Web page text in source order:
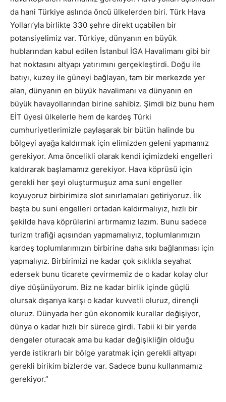
da hani Türkiye aslında öncü ülkelerden biri. Türk Hava
Yolları’yla birlikte 330 şehre direkt uçabilen bir
potansiyelimiz var. Türkiye, dünyanın en büyük
hublarından kabul edilen İstanbul İGA Havalimanı gibi bir
hat noktasını altyapı yatırımını gerçekleştirdi. Doğu ile
batıyı, kuzey ile güneyi bağlayan, tam bir merkezde yer
alan, dünyanın en büyük havalimanı ve dünyanın en
büyük havayollarından birine sahibiz. Şimdi biz bunu hem
EİT üyesi ülkelerle hem de kardeş Türki
cumhuriyetlerimizle paylaşarak bir bütün halinde bu
bölgeyi ayağa kaldırmak için elimizden geleni yapmamız
gerekiyor. Ama öncelikli olarak kendi içimizdeki engelleri
kaldırarak başlamamız gerekiyor. Hava köprüsü için
gerekli her şeyi oluşturmuşuz ama suni engeller
koyuyoruz birbirimize slot sınırlamaları getiriyoruz. İlk
başta bu suni engelleri ortadan kaldırmalıyız, hızlı bir
şekilde hava köprülerini artırmamız lazım. Bunu sadece
turizm trafiği açısından yapmamalıyız, toplumlarımızın
kardeş toplumlarımızın birbirine daha sıkı bağlanması için
yapmalıyız. Birbirimizi ne kadar çok sıklıkla seyahat
edersek bunu ticarete çevirmemiz de o kadar kolay olur
diye düşünüyorum. Biz ne kadar birlik içinde güçlü
olursak dışarıya karşı o kadar kuvvetli oluruz, dirençli
oluruz. Dünyada her gün ekonomik kurallar değişiyor,
dünya o kadar hızlı bir sürece girdi. Tabii ki bir yerde
dengeler oturacak ama bu kadar değişikliğin olduğu
yerde istikrarlı bir bölge yaratmak için gerekli altyapı
gerekli birikim bizlerde var. Sadece bunu kullanmamız
gerekiyor.”